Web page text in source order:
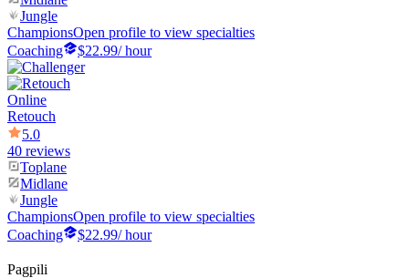
Jungle
ChampionsOpen profile to view specialties
Coaching
$22.99/ hour
Online
Retouch
5.0
40 reviews
Toplane
Midlane
Jungle
ChampionsOpen profile to view specialties
Coaching
$22.99/ hour
Pagpili